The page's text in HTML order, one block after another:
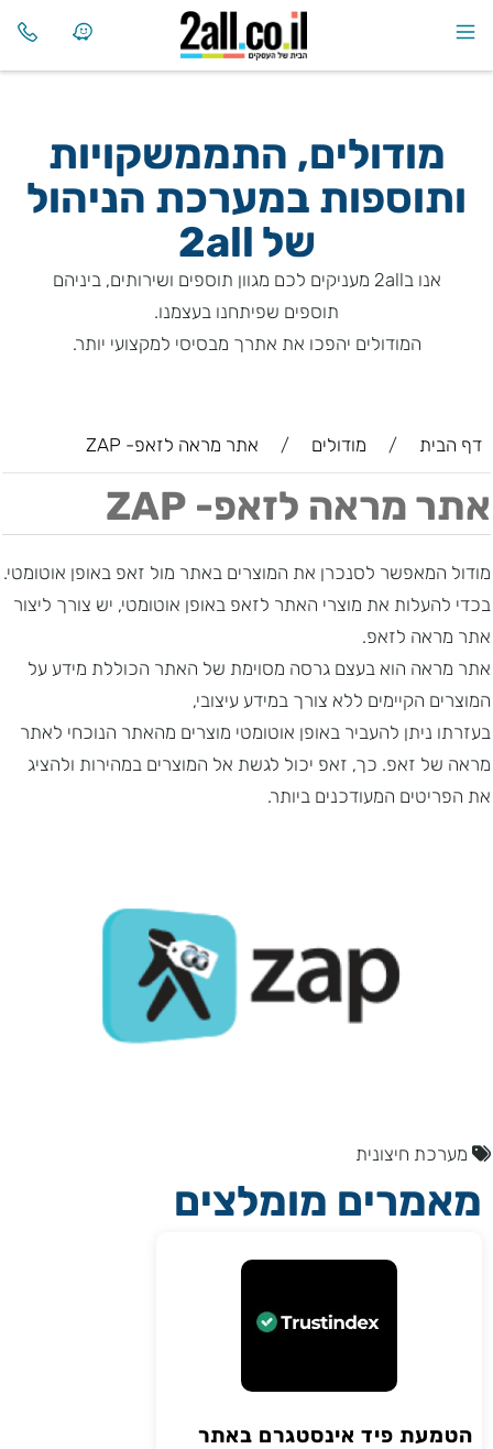
מודולים, התממשקויות
ותוספות במערכת הניהול
של 2all
אנו ב2all מעניקים לכם מגוון תוספים ושירותים, ביניהם
תוספים שפיתחנו בעצמנו.
המודולים יהפכו את אתרך מבסיסי למקצועי יותר.
דף הבית / מודולים / אתר מראה לזאפ- ZAP
אתר מראה לזאפ- ZAP
מודול המאפשר לסנכרן את המוצרים באתר מול זאפ באופן אוטומטי.
בכדי להעלות את מוצרי האתר לזאפ באופן אוטומטי, יש צורך ליצור
אתר מראה לזאפ.
אתר מראה הוא בעצם גרסה מסוימת של האתר הכוללת מידע על
המוצרים הקיימים ללא צורך במידע עיצובי,
בעזרתו ניתן להעביר באופן אוטומטי מוצרים מהאתר הנוכחי לאתר
מראה של זאפ. כך, זאפ יכול לגשת אל המוצרים במהירות ולהציג
את הפריטים המעודכנים ביותר.
מערכת חיצונית
מאמרים מומלצים
הטמעת פיד אינסטגרם באתר